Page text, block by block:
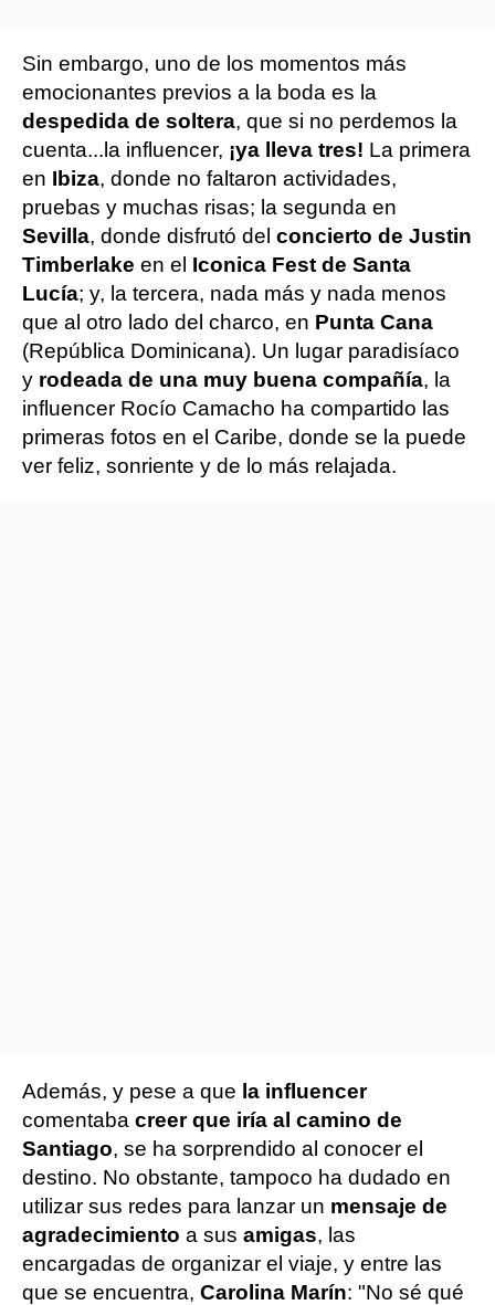
Sin embargo, uno de los momentos más
emocionantes previos a la boda es la
despedida de soltera, que si no perdemos la
cuenta...la influencer, ¡ya lleva tres! La primera
en Ibiza, donde no faltaron actividades,
pruebas y muchas risas; la segunda en
Sevilla, donde disfrutó del concierto de Justin
Timberlake en el Iconica Fest de Santa
Lucía; y, la tercera, nada más y nada menos
que al otro lado del charco, en Punta Cana
(República Dominicana). Un lugar paradisíaco
y rodeada de una muy buena compañía, la
influencer Rocío Camacho ha compartido las
primeras fotos en el Caribe, donde se la puede
ver feliz, sonriente y de lo más relajada.
Además, y pese a que la influencer
comentaba creer que iría al camino de
Santiago, se ha sorprendido al conocer el
destino. No obstante, tampoco ha dudado en
utilizar sus redes para lanzar un mensaje de
agradecimiento a sus amigas, las
encargadas de organizar el viaje, y entre las
que se encuentra, Carolina Marín: "No sé qué